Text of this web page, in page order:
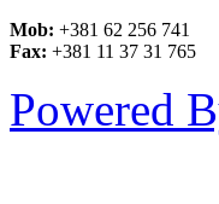
Mob: +381 62 256 741
Fax: +381 11 37 31 765
Powered